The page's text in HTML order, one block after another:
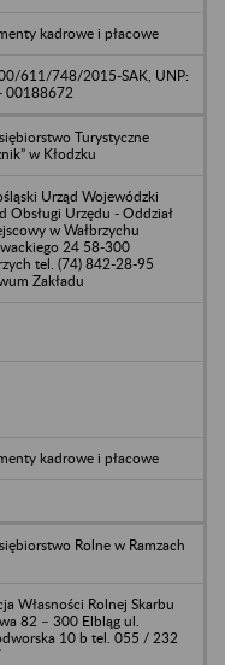
kadrowe i płacowe
611/748/2015-SAK, UNP:
00188672
Turystyczne
w Kłodzku
Urząd Wojewódzki
Obsługi Urzędu - Oddział
w Wałbrzychu
24 58-300
tel. (74) 842-28-95
Zakładu
kadrowe i płacowe
Rolne w Ramzach
Własności Rolnej Skarbu
82 – 300 Elbląg ul.
10 b tel. 055 / 232